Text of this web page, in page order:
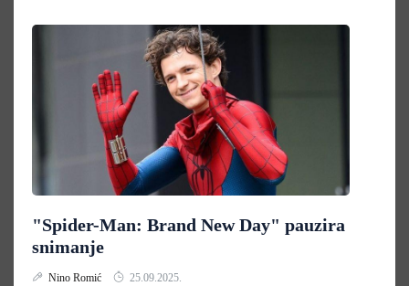
"Spider-Man: Brand New Day" pauzira
snimanje
Nino Romić 25.09.2025.